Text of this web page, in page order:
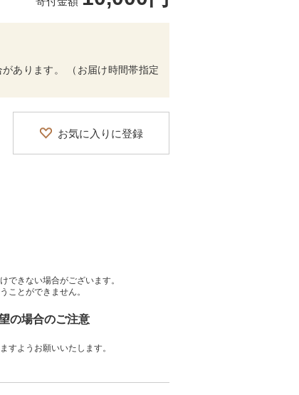
あります。 （お届け時間帯指定
お気に入りに登録
できない場合がございます。
ことができません。
の場合のご注意
すようお願いいたします。